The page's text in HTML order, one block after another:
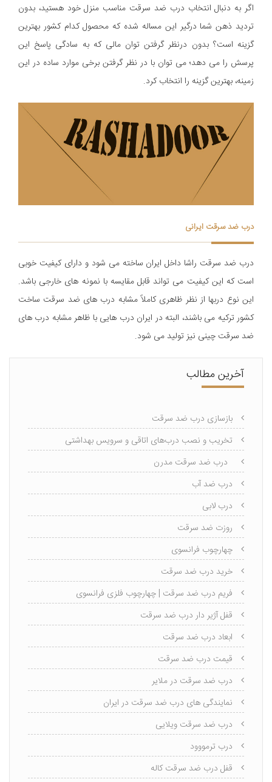
اگر به دنبال انتخاب درب ضد سرقت مناسب منزل خود هستید، بدون
تردید ذهن شما درگیر این مساله شده که محصول کدام کشور بهترین
گزینه است؟ بدون درنظر گرفتن توان مالی که به سادگی پاسخ این
پرسش را می دهد؛ می توان با در نظر گرفتن برخی موارد ساده در این
زمینه، بهترین گزینه را انتخاب کرد.
درب ضد سرقت ایرانی
درب ضد سرقت راشا داخل ایران ساخته می شود و دارای کیفیت خوبی
است که این کیفیت می تواند قابل مقایسه با نمونه های خارجی باشد.
اين نوع دربها از نظر ظاهری کاملاً مشابه درب های ضد سرقت ساخت
کشور ترکیه می باشند، البته در ایران درب هایی با ظاهر مشابه درب های
ضد سرقت چینی نیز تولید می شود.
آخرین مطالب
بازسازی درب ضد سرقت
تخریب و نصب درب‌های اتاقی و سرویس بهداشتی
درب ضد سرقت مدرن
درب ضد آب
درب لابی
روزت ضد سرقت
چهارچوب فرانسوی
خرید درب ضد سرقت
فریم درب ضد سرقت | چهارچوب فلزی فرانسوی
قفل آژیر دار درب ضد سرقت
ابعاد درب ضد سرقت
قیمت درب ضد سرقت
درب ضد سرقت در ملایر
نمایندگی های درب ضد سرقت در ایران
درب ضد سرقت ویلایی
درب ترمووود
قفل درب ضد سرقت کاله